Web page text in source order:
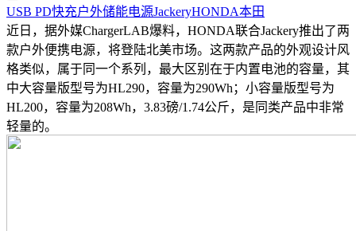
USB PD快充户外储能电源JackeryHONDA本田
近日，据外媒ChargerLAB爆料，HONDA联合Jackery推出了两
款户外便携电源，将登陆北美市场。这两款产品的外观设计风
格类似，属于同一个系列，最大区别在于内置电池的容量，其
中大容量版型号为HL290，容量为290Wh；小容量版型号为
HL200，容量为208Wh，3.83磅/1.74公斤，是同类产品中非常
轻量的。